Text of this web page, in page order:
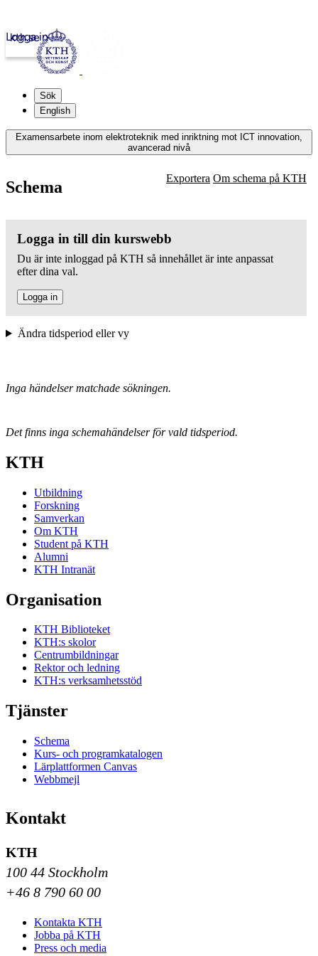
kth.se
Logga in
Sök
English
Examensarbete inom elektroteknik med inriktning mot ICT innovation,
avancerad nivå
Schema Exportera Om schema på KTH
Logga in till din kurswebb
Du är inte inloggad på KTH så innehållet är inte anpassat
efter dina val.
Logga in
Ändra tidsperiod eller vy
Inga händelser matchade sökningen.
Det finns inga schemahändelser för vald tidsperiod.
KTH
Utbildning
Forskning
Samverkan
Om KTH
Student på KTH
Alumni
KTH Intranät
Organisation
KTH Biblioteket
KTH:s skolor
Centrumbildningar
Rektor och ledning
KTH:s verksamhetsstöd
Tjänster
Schema
Kurs- och programkatalogen
Lärplattformen Canvas
Webbmejl
Kontakt
KTH
100 44 Stockholm
+46 8 790 60 00
Kontakta KTH
Jobba på KTH
Press och media